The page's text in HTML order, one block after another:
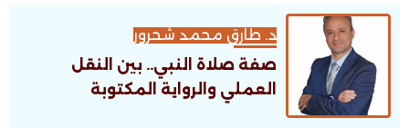
د. طارق محمد شحرور
صفة صلاة النبي.. بين النقل
العملي والرواية المكتوبة